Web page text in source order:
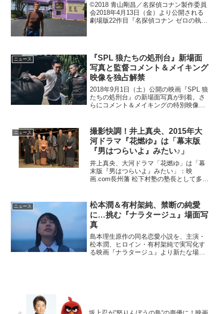
©2018 青山剛昌／名探偵コナン製作委員
会2018年4月13日（金）より公開される
劇場版22作目『名探偵コナン ゼロの執行
ニュース
『SPL 狼たちの処刑台』新場面
写真と監督コメント＆メイキング
映像を独占解禁
2018年9月1日（土）公開の映画『SPL 狼
たちの処刑台』の新場面写真が到着。さ
らにコメント＆メイキングの特別映像も
ーが製作総指揮を務め、監督のウィルソ
ン・イッ...
ニュース
撮影快調！井上真央、2015年大
河ドラマ『花燃ゆ』は「幕末版
『男はつらいよ』みたい♪」
井上真央、大河ドラマ「花燃ゆ」は「幕
末版『男はつらいよ』みたい」：映
画.com長州藩 松下村塾の塾長として多く
のクランクインから長崎等でのロケを経
て、9月からは東京成...
ニュース
松本潤＆有村架純、禁断の純愛
に…挑む『ナラタージュ』場面写
真
島本理生原作の同名恋愛小説を、主演・
松本潤、ヒロイン・有村架純で実写化す
る映画『ナラタージュ』より新たな場面